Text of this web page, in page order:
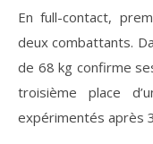
En full-contact,
deux combattants.
de 68 kg confirme
troisième place
expérimentés après